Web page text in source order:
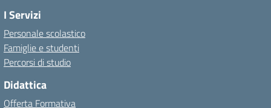
I Servizi
Personale scolastico
Famiglie e studenti
Percorsi di studio
Didattica
Offerta Formativa